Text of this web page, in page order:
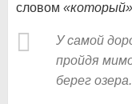
словом «который»
У самой
пройдя
берег озера.